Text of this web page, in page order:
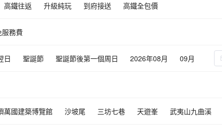
高鐵往返 升級純玩 到府接送 高鐵全包價
服務費
日 聖誕節 聖誕節後第一個周日 2026年08月
09月
萬國建築博覽館 沙坡尾 三坊七巷 天遊峯 武夷山九曲溪